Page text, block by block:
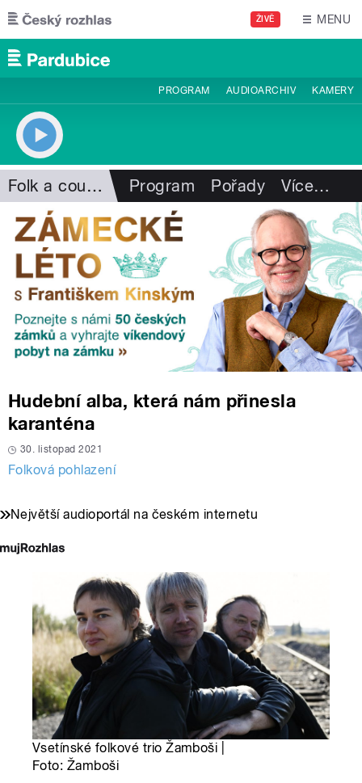
Přejít k hlavnímu obsahu
ŽIVĚ MENU
PROGRAM AUDIOARCHIV KAMERY
Folk a country Program Pořady Více…
Hudební alba, která nám přinesla
karanténa
30. listopad 2021
Folková pohlazení
Největší audioportál na českém internetu
Vsetínské folkové trio Žamboši |
Foto: Žamboši